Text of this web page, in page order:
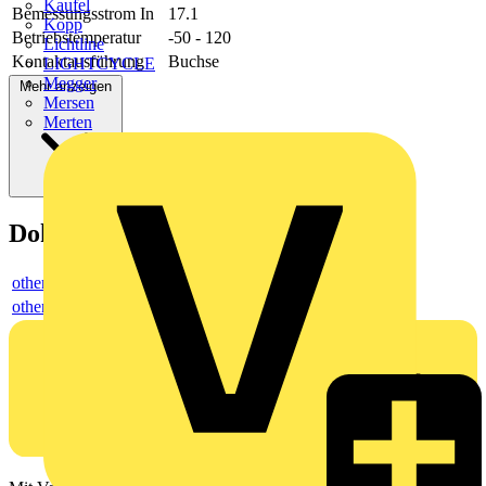
Kaufel
Kopp
Lichtline
LIGHTCYCLE
Megger
Mersen
Merten
Bemessungsstrom In
17.1
Betriebstemperatur
-50 - 120
Kontaktausführung
Buchse
Mehr anzeigen
Dokumente
others
others